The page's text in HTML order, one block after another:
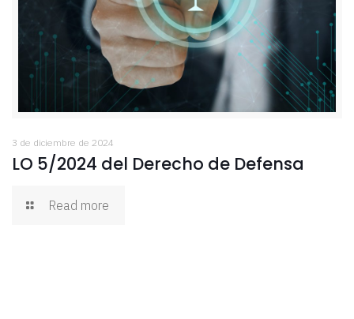
3 de diciembre de 2024
LO 5/2024 del Derecho de Defensa
Read more